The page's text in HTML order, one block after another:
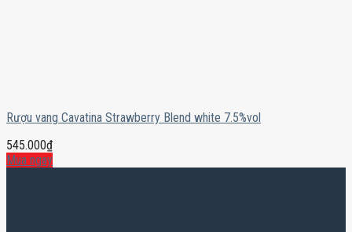
Rượu vang Cavatina Strawberry Blend white 7.5%vol
545.000₫
Mua ngay